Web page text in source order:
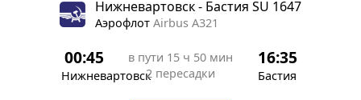
Нижневартовск - Бастия SU 1647
Аэрофлот Airbus A321
00:45
Нижневартовск
в пути 15 ч 50 мин
2 пересадки
16:35
Бастия